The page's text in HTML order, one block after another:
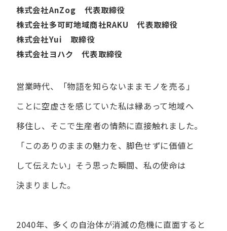
株式会社AnZog 代表取締役
株式会社多可町地域商社RAKU 代表取締役
株式会社Yui 取締役
株式会社ヨハク 代表取締役
営業時代、​「物語を​知らないまま​モノを​売る」
ことに​空虚さを​感じていた​私は縁あって​地域へ​
移住し、​そこで​生産者の​情熱に​直接触れました。
「この​ありの​ままの​魅力を、​脚色せずに​価値と​
して​伝えたい」 そう​思った​瞬間、​私の​使命は​
決まりました。
2040年、多くの自治体が消滅の危機に直面すると